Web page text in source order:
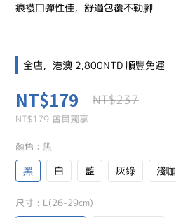
痕襪口彈性佳，舒適包覆不勒腳
全店，港澳 2,800NTD 順豐免運
NT$179 NT$237
NT$179 會員獨享
顏色 : 黑
黑 白 藍 灰綠 淺咖
尺寸 : L(26-29cm)